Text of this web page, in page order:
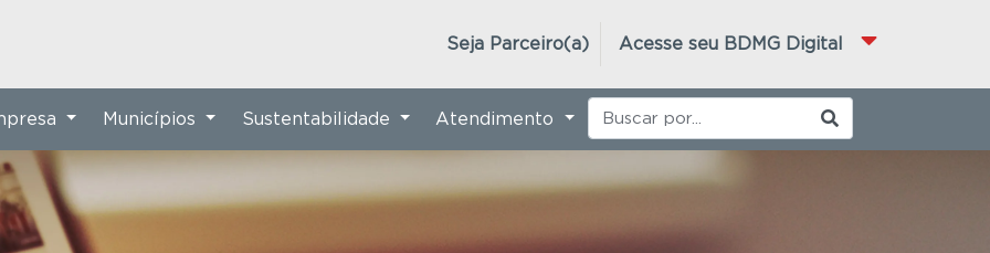
Acesse seu BDMG Digital
Seja Parceiro(a)
Municípios Sustentabilidade Atendimento